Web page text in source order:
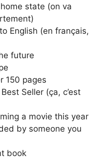
state (on va
English (en français,
future
150 pages
Seller (ça, c’est
a movie this year
by someone you
book